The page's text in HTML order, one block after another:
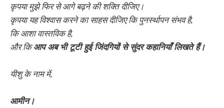
कृपया मुझे फिर से आगे बढ़ने की शक्ति दीजिए।
कृपया यह विश्वास करने का साहस दीजिए कि पुनर्स्थापन संभव है,
कि आशा वास्तविक है,
और किआप अब भी टूटी हुई जिंदगियों से सुंदर कहानियाँ लिखते हैं।
यीशु के नाम में,
आमीन।